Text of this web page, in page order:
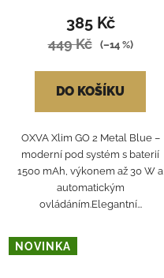
385 Kč
449 Kč (–14 %)
DO KOŠÍKU
OXVA Xlim GO 2 Metal Blue –
moderní pod systém s baterií
1500 mAh, výkonem až 30 W a
automatickým
ovládáním.Elegantní...
NOVINKA